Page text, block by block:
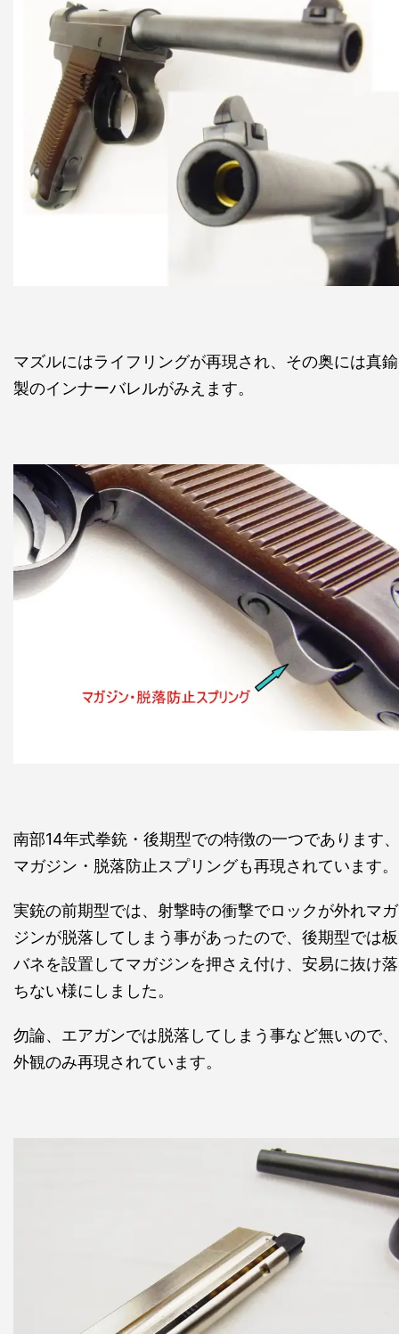
マズルにはライフリングが再現され、その奥には真鍮
製のインナーバレルがみえます。
南部14年式拳銃・後期型での特徴の一つであります、
マガジン・脱落防止スプリングも再現されています。
実銃の前期型では、射撃時の衝撃でロックが外れマガ
ジンが脱落してしまう事があったので、後期型では板
バネを設置してマガジンを押さえ付け、安易に抜け落
ちない様にしました。
勿論、エアガンでは脱落してしまう事など無いので、
外観のみ再現されています。